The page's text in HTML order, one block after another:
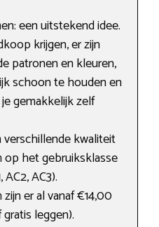
een uitstekend idee.
krijgen, er zijn
patronen en kleuren,
schoon te houden en
gemakkelijk zelf
kwaliteit
op het gebruiksklasse
AC2, AC3).
er al vanaf €14,00
leggen).